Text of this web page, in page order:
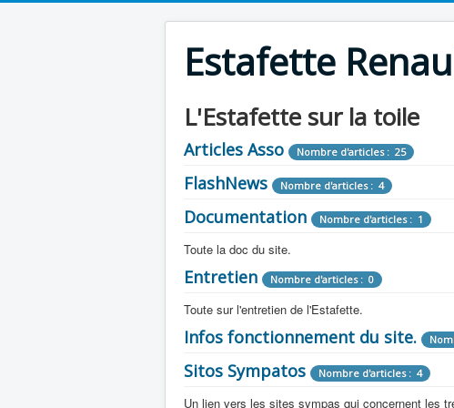
Estafette
L'Estafette sur la toile
Articles Asso Nombre d'articles : 25
FlashNews Nombre d'articles : 4
Documentation Nombre d'articles : 1
Toute la doc du site.
Revue de Presse Nombre d'articles : 9
Tous les articles que l'on a vu sur l'estafette !
Camping Car Nombre d'articles : 3
Toute la doc sur les camping cars ou
Documentation Nombre d'articles : 13
Entretien Nombre d'articles : 0
Toute sur l'entretien de l'Estafette.
Mécanique Nombre d'articles : 0
Moteur Nombre d'articles : 14
Electricité Nombre d'articles : 0
Infos fonctionnement du site.
Sitos Sympatos Nombre d'articles : 4
Un lien vers les sites sympas qui concernent les